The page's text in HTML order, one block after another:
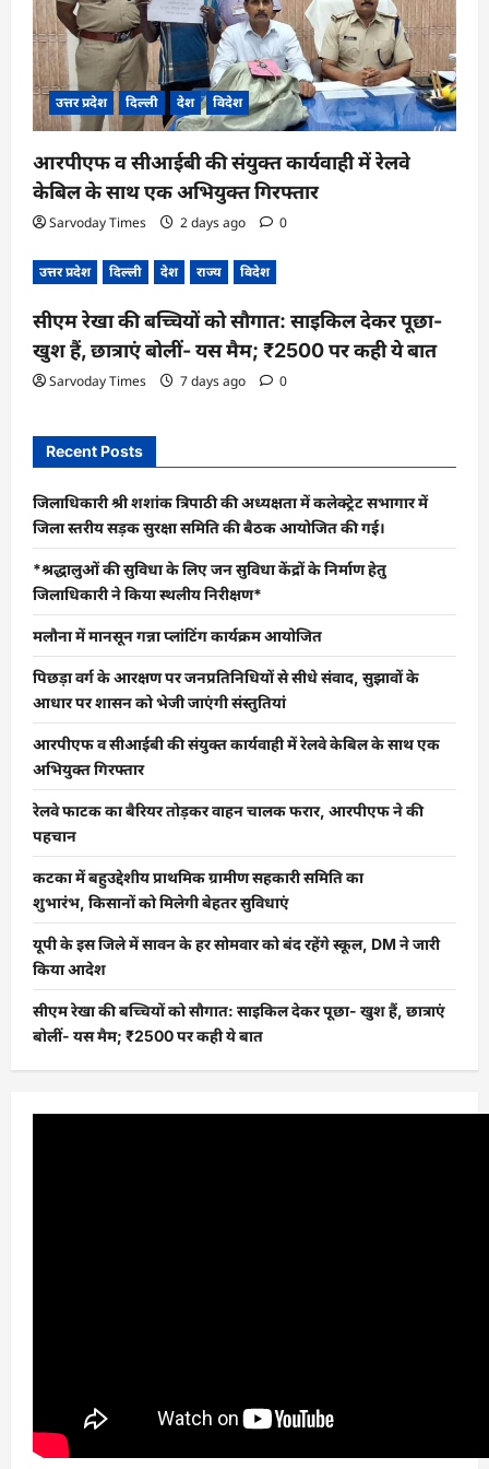
उत्तर प्रदेश दिल्ली देश विदेश
आरपीएफ व सीआईबी की संयुक्त कार्यवाही में रेलवे
केबिल के साथ एक अभियुक्त गिरफ्तार
Sarvoday Times 2 days ago 0
उत्तर प्रदेश दिल्ली देश राज्य विदेश
सीएम रेखा की बच्चियों को सौगात: साइकिल देकर पूछा-
खुश हैं, छात्राएं बोलीं- यस मैम; ₹2500 पर कही ये बात
Sarvoday Times 7 days ago 0
Recent Posts
जिलाधिकारी श्री शशांक त्रिपाठी की अध्यक्षता में कलेक्ट्रेट सभागार में
जिला स्तरीय सड़क सुरक्षा समिति की बैठक आयोजित की गई।
*श्रद्धालुओं की सुविधा के लिए जन सुविधा केंद्रों के निर्माण हेतु
जिलाधिकारी ने किया स्थलीय निरीक्षण*
मलौना में मानसून गन्ना प्लांटिंग कार्यक्रम आयोजित
पिछड़ा वर्ग के आरक्षण पर जनप्रतिनिधियों से सीधे संवाद, सुझावों के
आधार पर शासन को भेजी जाएंगी संस्तुतियां
आरपीएफ व सीआईबी की संयुक्त कार्यवाही में रेलवे केबिल के साथ एक
अभियुक्त गिरफ्तार
रेलवे फाटक का बैरियर तोड़कर वाहन चालक फरार, आरपीएफ ने की
पहचान
कटका में बहुउद्देशीय प्राथमिक ग्रामीण सहकारी समिति का
शुभारंभ, किसानों को मिलेगी बेहतर सुविधाएं
यूपी के इस जिले में सावन के हर सोमवार को बंद रहेंगे स्कूल, DM ने जारी
किया आदेश
सीएम रेखा की बच्चियों को सौगात: साइकिल देकर पूछा- खुश हैं, छात्राएं
बोलीं- यस मैम; ₹2500 पर कही ये बात